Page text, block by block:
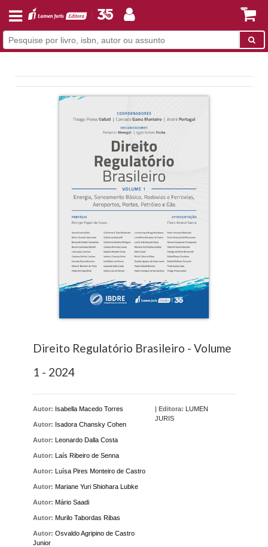
Direito Regulatório Brasileiro - Volume
1 - 2024
Autor: Isabella Macedo Torres
Autor: Isadora Chansky Cohen
Autor: Leonardo Dalla Costa
Autor: Laís Ribeiro de Senna
Autor: Luísa Pires Monteiro de Castro
Autor: Mariane Yuri Shiohara Lubke
Autor: Mário Saadi
Autor: Murilo Tabordas Ribas
Autor: Osvaldo Agripino de Castro
Junior
|Editora: LUMEN
JURIS